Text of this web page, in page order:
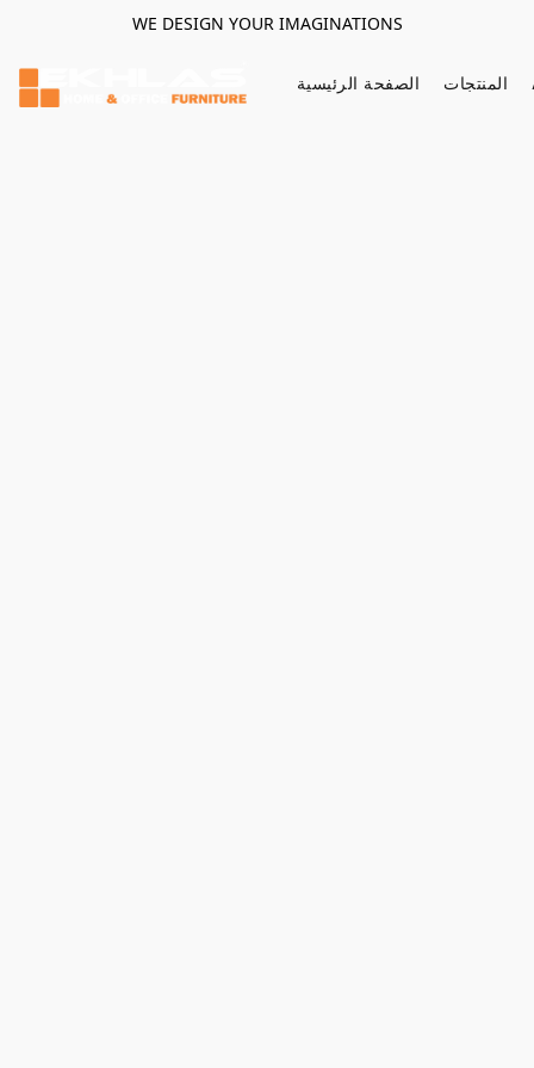
WE DESIGN YOUR IMAGINATIONS
الصفحة الرئيسية المنتجات